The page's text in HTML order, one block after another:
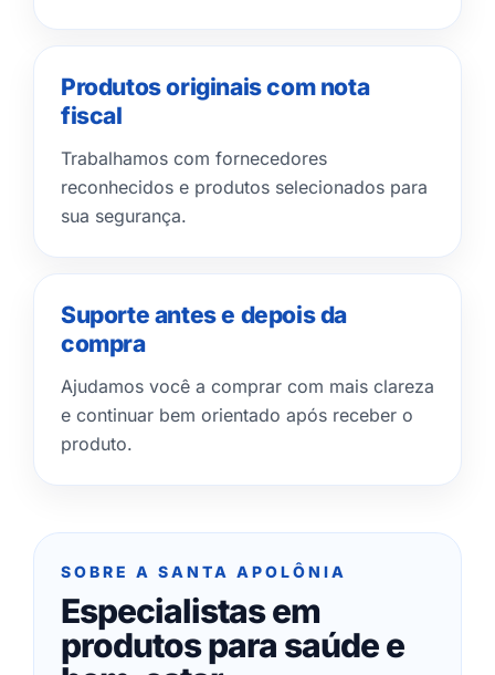
Produtos originais com nota
fiscal
Trabalhamos com fornecedores
reconhecidos e produtos selecionados para
sua segurança.
Suporte antes e depois da
compra
Ajudamos você a comprar com mais clareza
e continuar bem orientado após receber o
produto.
SOBRE A SANTA APOLÔNIA
Especialistas em
produtos para saúde e